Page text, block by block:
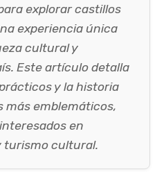
explorar castillos
experiencia única
cultural y
Este artículo detalla
y la historia
más emblemáticos,
en
turismo cultural.